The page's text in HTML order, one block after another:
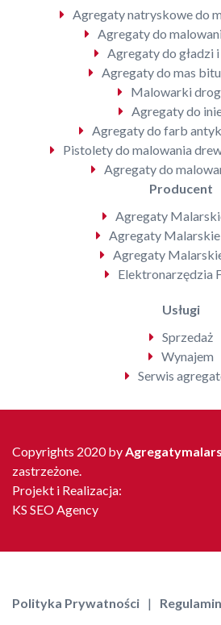
Agregaty natryskowe do
Agregaty do
Agregaty do gładzi
Agregaty do mas
Malowarki
Agregaty do
Agregaty do farb
Pistolety do malowania
Agregaty do
Producent
Agregaty
Agregaty
Agregaty
Elektronarzędzia
Usługi
Sprzedaż
Wynajem
Serwis
Copyrights 2020 by
zastrzeżone.
Projekt i Realizacja:
KS SEO Agency
Polityka Prywatności Regulamin